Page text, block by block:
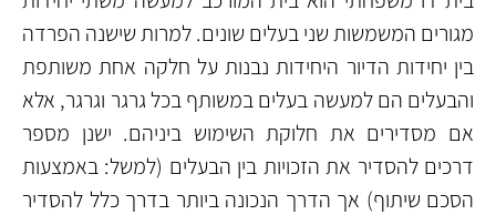
מגורים המשמשות שני בעלים שונים. למרות שישנה הפרדה
בין יחידות הדיור היחידות נבנות על חלקה אחת משותפת
והבעלים הם למעשה בעלים במשותף בכל גרגר וגרגר, אלא
אם מסדירים את חלוקת השימוש ביניהם. ישנן מספר
דרכים להסדיר את הזכויות בין הבעלים (למשל: באמצעות
הסכם שיתוף) אך הדרך הנכונה ביותר בדרך כלל להסדיר